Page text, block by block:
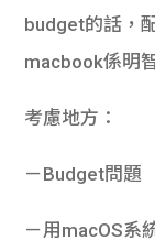
budget的話，
macbook係明
考慮地方：
－Budget問題
－用macOS系